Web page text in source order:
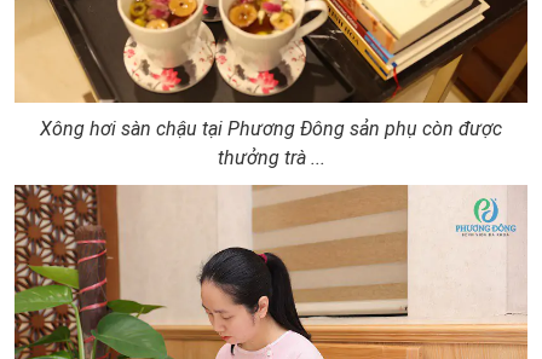
Xông hơi sàn chậu tại Phương Đông sản phụ còn được
thưởng trà ...